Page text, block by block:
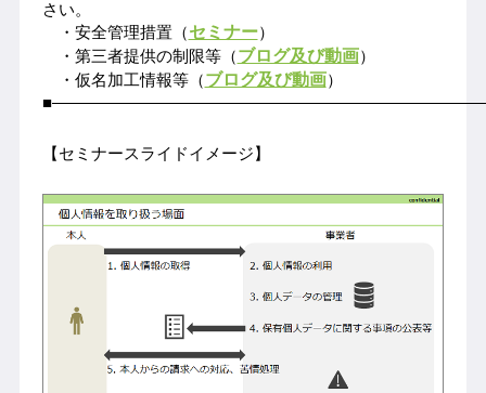
さい。
・安全管理措置（セミナー）
・第三者提供の制限等（ブログ及び動画）
・仮名加工情報等（ブログ及び動画）
【セミナースライドイメージ 】